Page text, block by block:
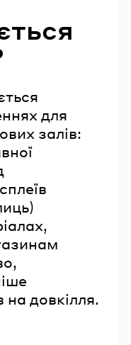
для
залів:
довкілля.